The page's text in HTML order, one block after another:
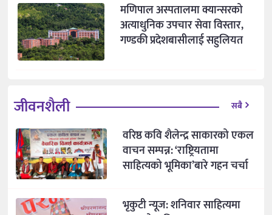
मणिपाल अस्पतालमा क्यान्सरको
अत्याधुनिक उपचार सेवा विस्तार,
गण्डकी प्रदेशबासीलाई सहुलियत
जीवनशैली सबै
वरिष्ठ कवि शैलेन्द्र साकारको एकल
वाचन सम्पन्न: ‘राष्ट्रियतामा
साहित्यको भूमिका’बारे गहन चर्चा
भृकुटी न्यूज: शनिवार साहित्यमा